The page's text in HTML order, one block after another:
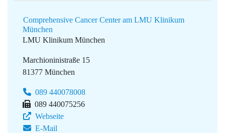
Comprehensive Cancer Center am LMU Klinikum
München
LMU Klinikum München
Marchioninistraße 15
81377 München
089 440078008
089 440075256
Webseite
E-Mail